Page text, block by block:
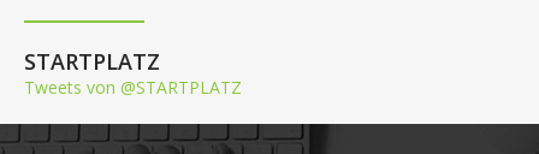
STARTPLATZ
Tweets von @STARTPLATZ